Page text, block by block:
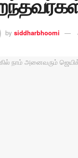
by siddharbhoomi